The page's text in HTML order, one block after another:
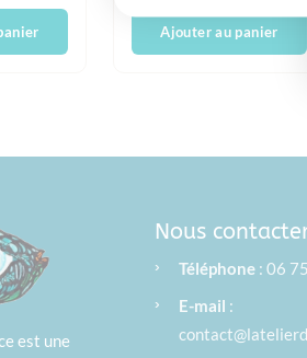
Ajouter au panier
est une
Nous
› Téléphone : 06
› E-mail :